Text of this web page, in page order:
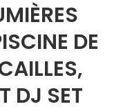
DE
DJ SET